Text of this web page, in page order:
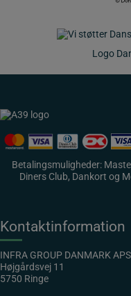
Logo
Betalingsmuligheder:
Diners Club, Dankort og
Kontaktinformation
INFRA GROUP DANMARK APS
Højgårdsvej 11
5750 Ringe